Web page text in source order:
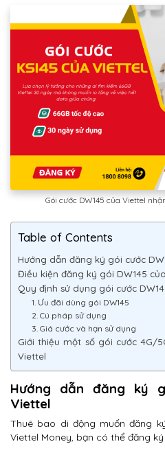
Gói cước DW145 của Viettel
Table of Contents
Hướng dẫn đăng ký gói cước
Điều kiện đăng ký gói DW145
Quy định sử dụng gói cước
1. Ưu đãi dùng gói DW145
2. Cú pháp sử dụng
3. Giá cước và hạn sử dụng
Giới thiệu một số gói cước 4G/
Viettel
Hướng dẫn đăng ký
Viettel
Thuê bao di động muốn đăng
Viettel Money, bạn có thể đăng